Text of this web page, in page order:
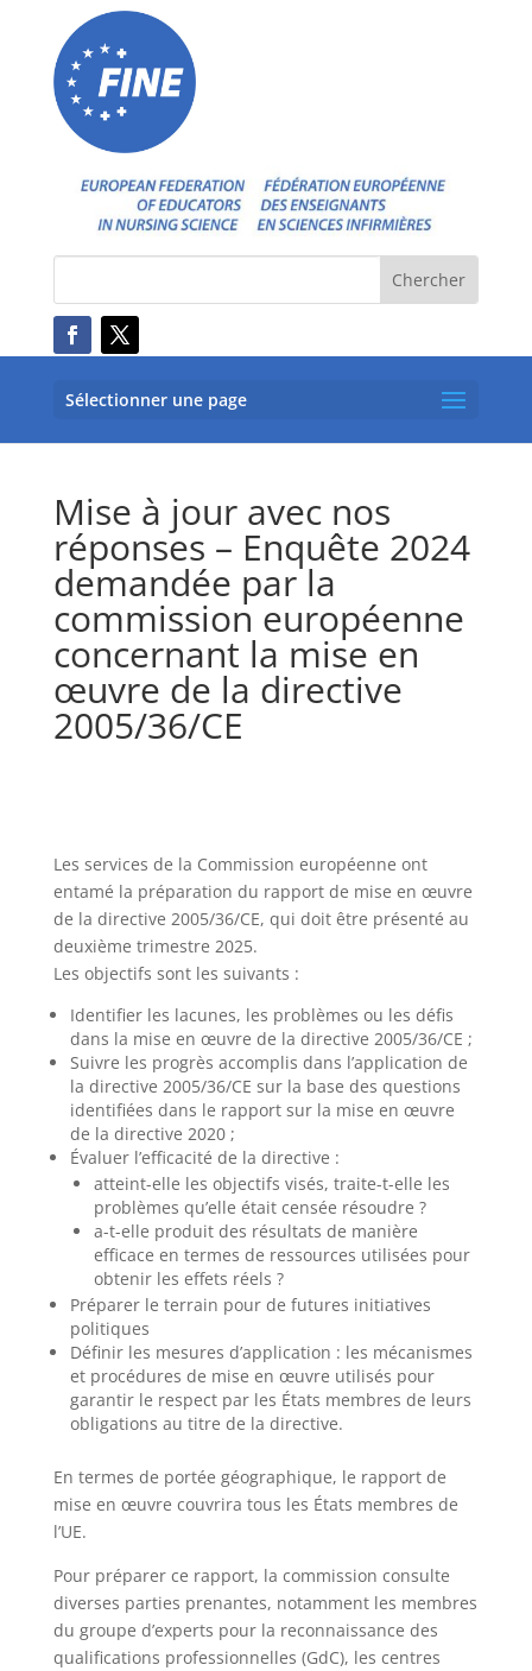
Sélectionner une page
Mise à jour avec nos
réponses – Enquête 2024
demandée par la
commission européenne
concernant la mise en
œuvre de la directive
2005/36/CE
Les services de la Commission européenne ont
entamé la préparation du rapport de mise en œuvre
de la directive 2005/36/CE, qui doit être présenté au
deuxième trimestre 2025.
Les objectifs sont les suivants :
Identifier les lacunes, les problèmes ou les défis
dans la mise en œuvre de la directive 2005/36/CE ;
Suivre les progrès accomplis dans l’application de
la directive 2005/36/CE sur la base des questions
identifiées dans le rapport sur la mise en œuvre
de la directive 2020 ;
Évaluer l’efficacité de la directive :
atteint-elle les objectifs visés, traite-t-elle les
problèmes qu’elle était censée résoudre ?
a-t-elle produit des résultats de manière
efficace en termes de ressources utilisées pour
obtenir les effets réels ?
Préparer le terrain pour de futures initiatives
politiques
Définir les mesures d’application : les mécanismes
et procédures de mise en œuvre utilisés pour
garantir le respect par les États membres de leurs
obligations au titre de la directive.
En termes de portée géographique, le rapport de
mise en œuvre couvrira tous les États membres de
l’UE.
Pour préparer ce rapport, la commission consulte
diverses parties prenantes, notamment les membres
du groupe d’experts pour la reconnaissance des
qualifications professionnelles (GdC), les centres